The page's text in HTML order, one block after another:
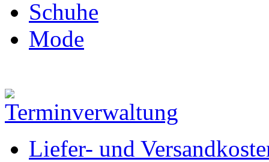
Schuhe
Mode
Liefer- und